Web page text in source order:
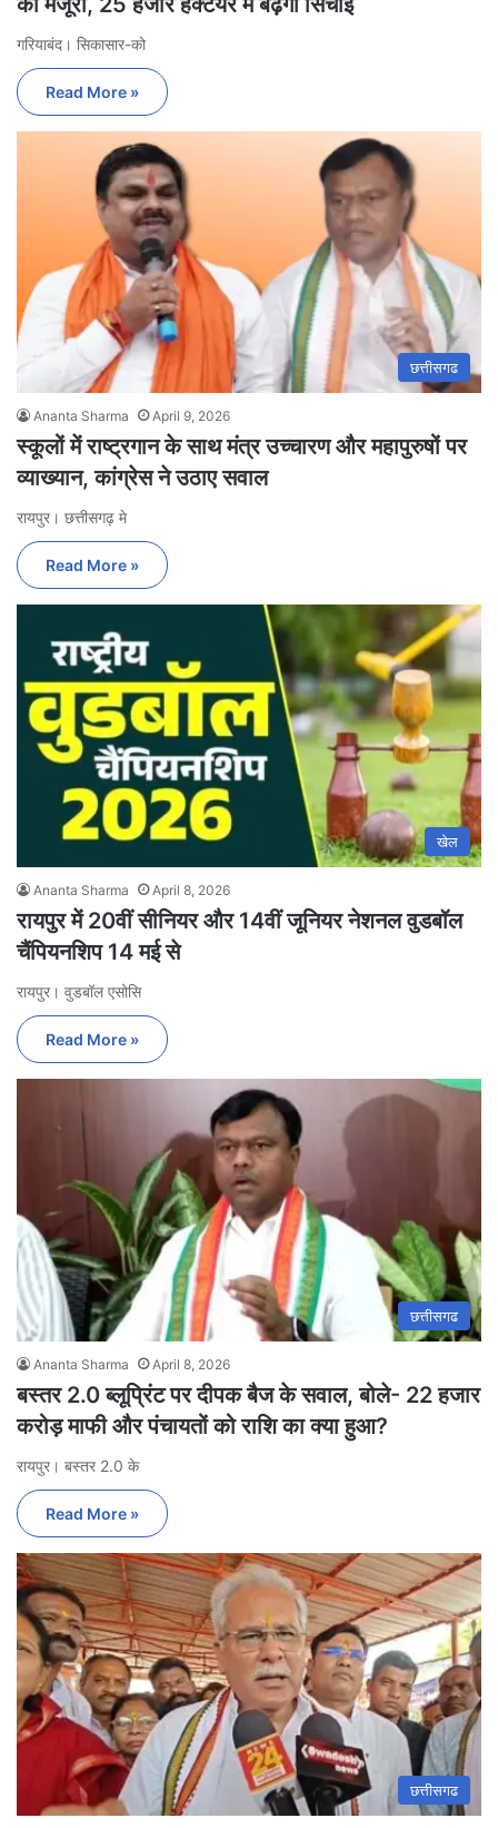
गरियाबंद। सिकासार-को
Read More »
छत्तीसगढ
Ananta Sharma April 9, 2026
स्कूलों में राष्ट्रगान के साथ मंत्र उच्चारण और महापुरुषों पर
व्याख्यान, कांग्रेस ने उठाए सवाल
रायपुर। छत्तीसगढ़ मे
Read More »
खेल
Ananta Sharma April 8, 2026
रायपुर में 20वीं सीनियर और 14वीं जूनियर नेशनल वुडबॉल
चैंपियनशिप 14 मई से
रायपुर। वुडबॉल एसोसि
Read More »
छत्तीसगढ
Ananta Sharma April 8, 2026
बस्तर 2.0 ब्लूप्रिंट पर दीपक बैज के सवाल, बोले- 22 हजार
करोड़ माफी और पंचायतों को राशि का क्या हुआ?
रायपुर। बस्तर 2.0 के
Read More »
छत्तीसगढ